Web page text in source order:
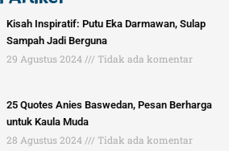
Kisah Inspiratif: Putu Eka Darmawan, Sulap
Sampah Jadi Berguna
29 Agustus 2024 Tidak ada komentar
25 Quotes Anies Baswedan, Pesan Berharga
untuk Kaula Muda
28 Agustus 2024 Tidak ada komentar